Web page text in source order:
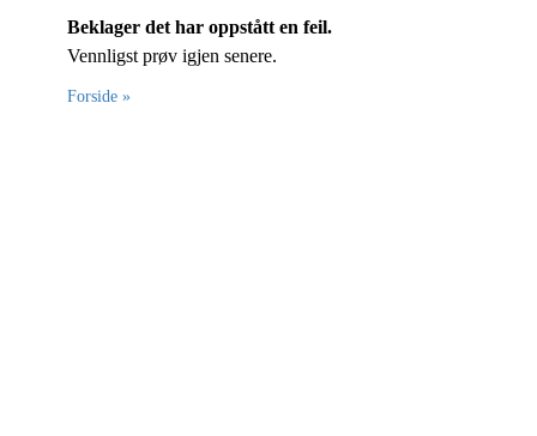
Beklager det har oppstått en feil.
Vennligst prøv igjen senere.
Forside »